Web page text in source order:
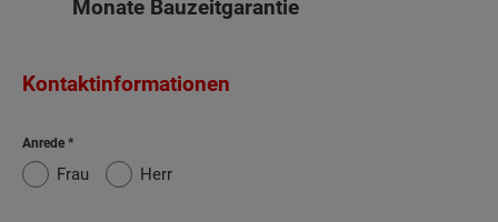
Monate Bauzeitgarantie
Kontaktinformationen
Anrede
Frau Herr